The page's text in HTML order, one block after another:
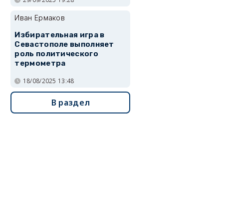
Иван Ермаков
Избирательная игра в
Севастополе выполняет
роль политического
термометра
18/08/2025 13:48
В раздел